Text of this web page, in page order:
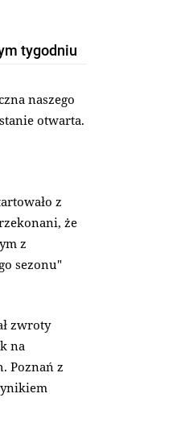
tygodniu
naszego
otwarta.
z
że
z
sezonu"
zwroty
na
Poznań z